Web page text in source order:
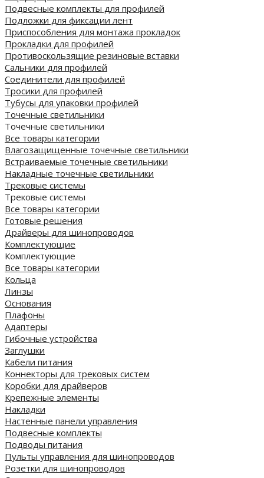
Подвесные комплекты для профилей
Подложки для фиксации лент
Приспособления для монтажа прокладок
Прокладки для профилей
Противоскользящие резиновые вставки
Сальники для профилей
Соединители для профилей
Тросики для профилей
Тубусы для упаковки профилей
Точечные светильники
Точечные светильники
Все товары категории
Влагозащищенные точечные светильники
Встраиваемые точечные светильники
Накладные точечные светильники
Трековые системы
Трековые системы
Все товары категории
Готовые решения
Драйверы для шинопроводов
Комплектующие
Комплектующие
Все товары категории
Кольца
Линзы
Основания
Плафоны
Адаптеры
Гибочные устройства
Заглушки
Кабели питания
Коннекторы для трековых систем
Коробки для драйверов
Крепежные элементы
Накладки
Настенные панели управления
Подвесные комплекты
Подводы питания
Пульты управления для шинопроводов
Розетки для шинопроводов